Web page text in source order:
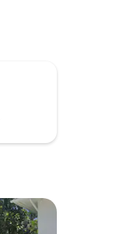
台、ツイ
ーム3室
簡単な
ーショ
る価値